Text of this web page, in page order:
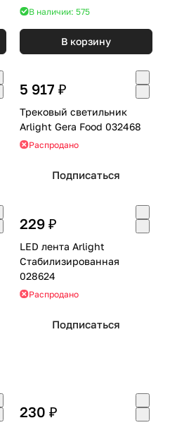
В наличии: 575
В корзину
5 917 ₽
Трековый светильник
Arlight Gera Food 032468
Распродано
Подписаться
229 ₽
LED лента Arlight
Стабилизированная
028624
Распродано
Подписаться
230 ₽